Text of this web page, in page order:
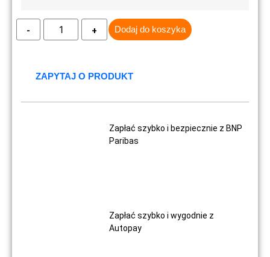
Dodaj do koszyka
ZAPYTAJ O PRODUKT
Zapłać szybko i bezpiecznie z BNP
Paribas
Zapłać szybko i wygodnie z
Autopay